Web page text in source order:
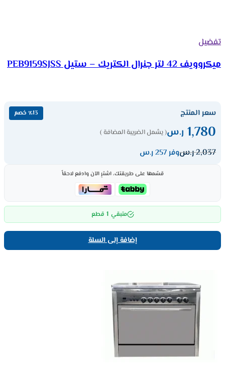
تفضيل
ميكروويف 42 لتر جنرال الكتريك – ستيل PEB9159SJSS
سعر المنتج ٪13 خصم
1,780 ر.س( يشمل الضريبة المضافة )
2,037ر.سوفر 257 ر.س
قسّمها على طريقتك، اشترِ الآن وادفع لاحقاً
متبقي 1 قطع
إضافة إلى السلة